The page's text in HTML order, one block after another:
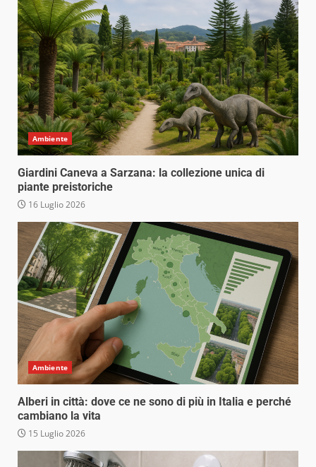
Ambiente
Giardini Caneva a Sarzana: la collezione unica di
piante preistoriche
16 Luglio 2026
Ambiente
Alberi in città: dove ce ne sono di più in Italia e perché
cambiano la vita
15 Luglio 2026